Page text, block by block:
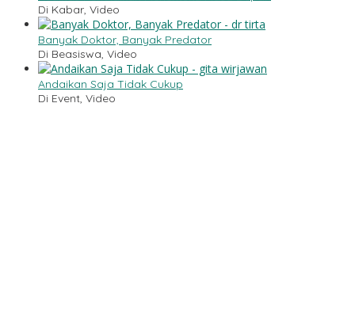
Di Kabar, Video
Banyak Doktor, Banyak Predator
Di Beasiswa, Video
Andaikan Saja Tidak Cukup
Di Event, Video